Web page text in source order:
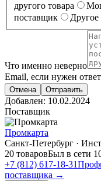
другого товара
поставщик
Другое
Что именно неверно
Email, если нужен ответ
Отмена Отправить
Добавлен: 10.02.2024
Поставщик
Промкарта
Санкт-Петербург ·
20 товаровБыл в сети
+7 (812) 617-18-31
поставщика →